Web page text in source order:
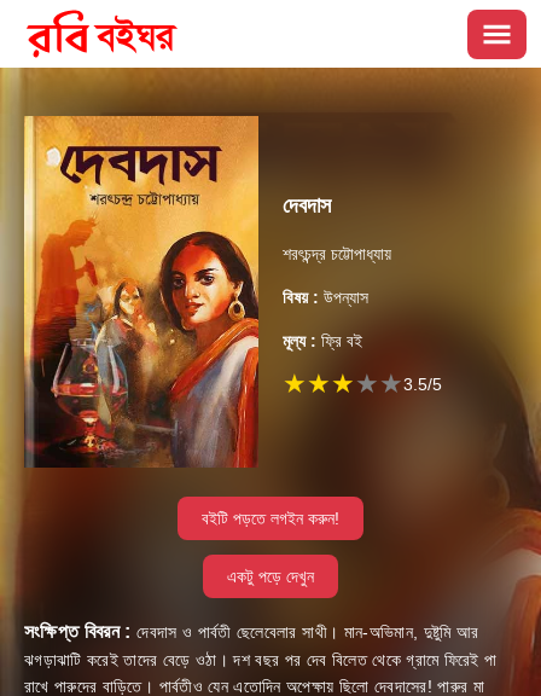
দেবদাস
শরৎচন্দ্র চট্টোপাধ্যায়
বিষয় : উপন্যাস
মূল্য : ফ্রি বই
★★★★★3.5/5
বইটি পড়তে লগইন করুন!
একটু পড়ে দেখুন
সংক্ষিপ্ত বিবরন : দেবদাস ও পার্বতী ছেলেবেলার সাথী। মান-অভিমান, দুষ্টুমি আর
ঝগড়াঝাটি করেই তাদের বেড়ে ওঠা। দশ বছর পর দেব বিলেত থেকে গ্রামে ফিরেই পা
রাখে পারুদের বাড়িতে। পার্বতীও যেন এতোদিন অপেক্ষায় ছিলো দেবদাসের! পারুর মা